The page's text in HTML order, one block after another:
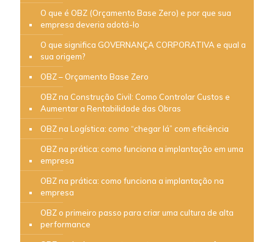
O que é OBZ (Orçamento Base Zero) e por que sua
empresa deveria adotá-lo
O que significa GOVERNANÇA CORPORATIVA e qual a
sua origem?
OBZ – Orçamento Base Zero
OBZ na Construção Civil: Como Controlar Custos e
Aumentar a Rentabilidade das Obras
OBZ na Logística: como “chegar lá” com eficiência
OBZ na prática: como funciona a implantação em uma
empresa
OBZ na prática: como funciona a implantação na
empresa
OBZ o primeiro passo para criar uma cultura de alta
performance